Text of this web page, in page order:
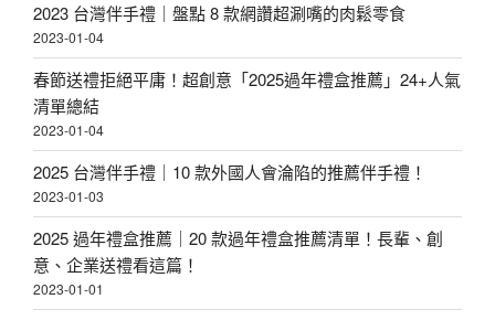
2023 台灣伴手禮｜盤點 8 款網讚超涮嘴的肉鬆零食
2023-01-04
春節送禮拒絕平庸！超創意「2025過年禮盒推薦」24+人氣
清單總結
2023-01-04
2025 台灣伴手禮｜10 款外國人會淪陷的推薦伴手禮！
2023-01-03
2025 過年禮盒推薦｜20 款過年禮盒推薦清單！長輩、創
意、企業送禮看這篇！
2023-01-01